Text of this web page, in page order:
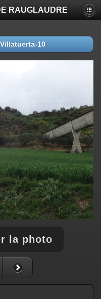
RAUGLAUDRE
10
la photo